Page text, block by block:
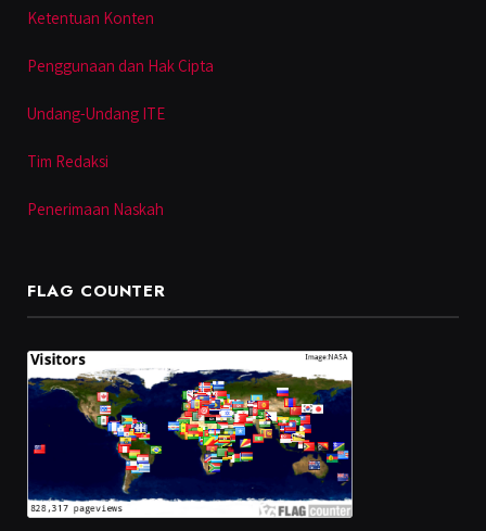
Ketentuan Konten
Penggunaan dan Hak Cipta
Undang-Undang ITE
Tim Redaksi
Penerimaan Naskah
FLAG COUNTER